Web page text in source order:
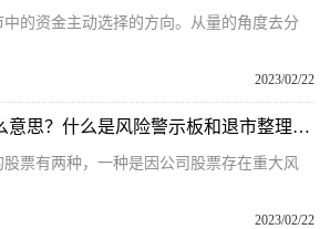
的资金主动选择的方向。从量的角度去分
2023/02/22
股票风险警示是什么意思？什么是风险警示板和退市整理板?
票有两种，一种是因公司股票存在重大风
2023/02/22